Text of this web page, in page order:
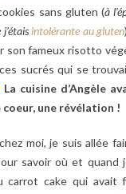
sans gluten (à
intolérante au gluten
son fameux risotto
sucrés qui se
La cuisine d’Angèle
coeur, une révélation !
moi, je suis allée
savoir où et quand
carrot cake qui avait